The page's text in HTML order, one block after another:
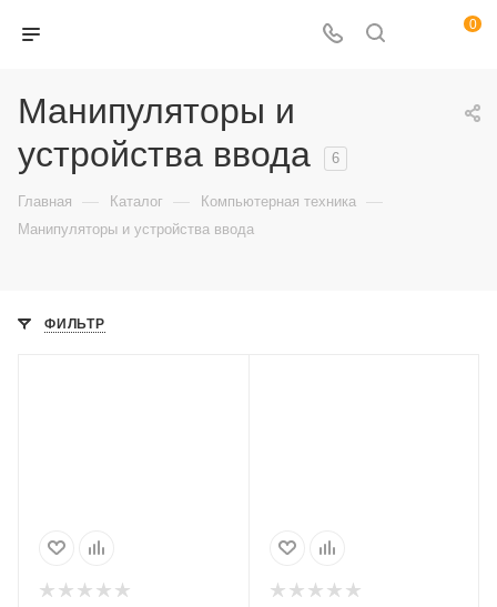
0
Манипуляторы и
устройства ввода
6
Главная — Каталог — Компьютерная техника —
Манипуляторы и устройства ввода
ФИЛЬТР